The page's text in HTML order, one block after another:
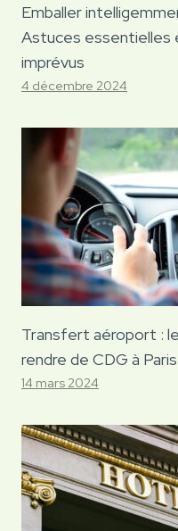
Emballer
Astuces essentielles
imprévus
4 décembre 2024
Transfert aéroport :
rendre de CDG à Paris
14 mars 2024